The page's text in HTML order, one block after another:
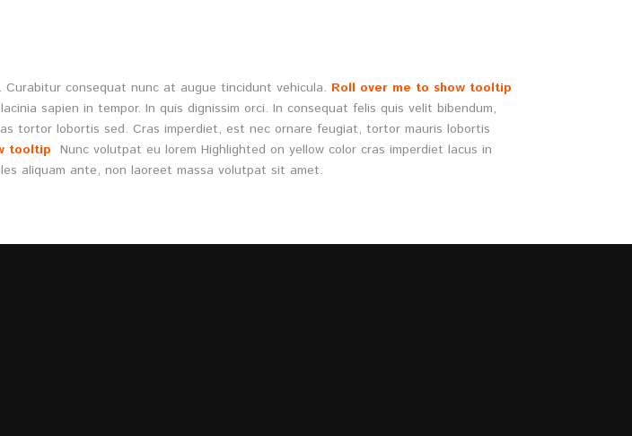
consequat nunc at augue tincidunt vehicula. Roll over me to show tooltip
sapien in tempor. In quis dignissim orci. In consequat felis quis velit bibendum,
tortor lobortis sed. Cras imperdiet, est nec ornare feugiat, tortor mauris lobortis
tooltip Nunc volutpat eu lorem Highlighted on yellow color cras imperdiet lacus in
aliquam ante, non laoreet massa volutpat sit amet.